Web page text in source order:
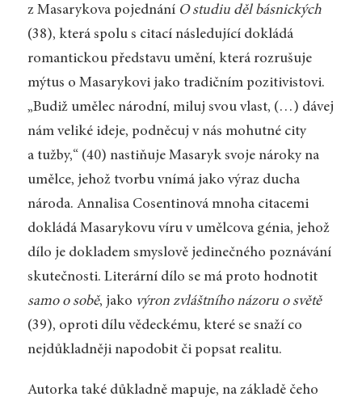
z Masarykova pojednání O studiu děl básnických
(38), která spolu s citací následující dokládá
romantickou představu umění, která rozrušuje
mýtus o Masarykovi jako tradičním pozitivistovi.
„Budiž umělec národní, miluj svou vlast, (…) dávej
nám veliké ideje, podněcuj v nás mohutné city
a tužby,“ (40) nastiňuje Masaryk svoje nároky na
umělce, jehož tvorbu vnímá jako výraz ducha
národa. Annalisa Cosentinová mnoha citacemi
dokládá Masarykovu víru v umělcova génia, jehož
dílo je dokladem smyslově jedinečného poznávání
skutečnosti. Literární dílo se má proto hodnotit
samo o sobě, jako výron zvláštního názoru o světě
(39), oproti dílu vědeckému, které se snaží co
nejdůkladněji napodobit či popsat realitu.
Autorka také důkladně mapuje, na základě čeho